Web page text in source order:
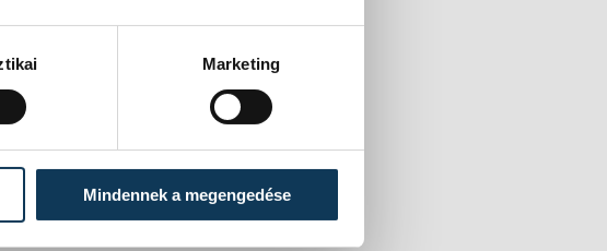
Marketing
Mindennek a megengedése